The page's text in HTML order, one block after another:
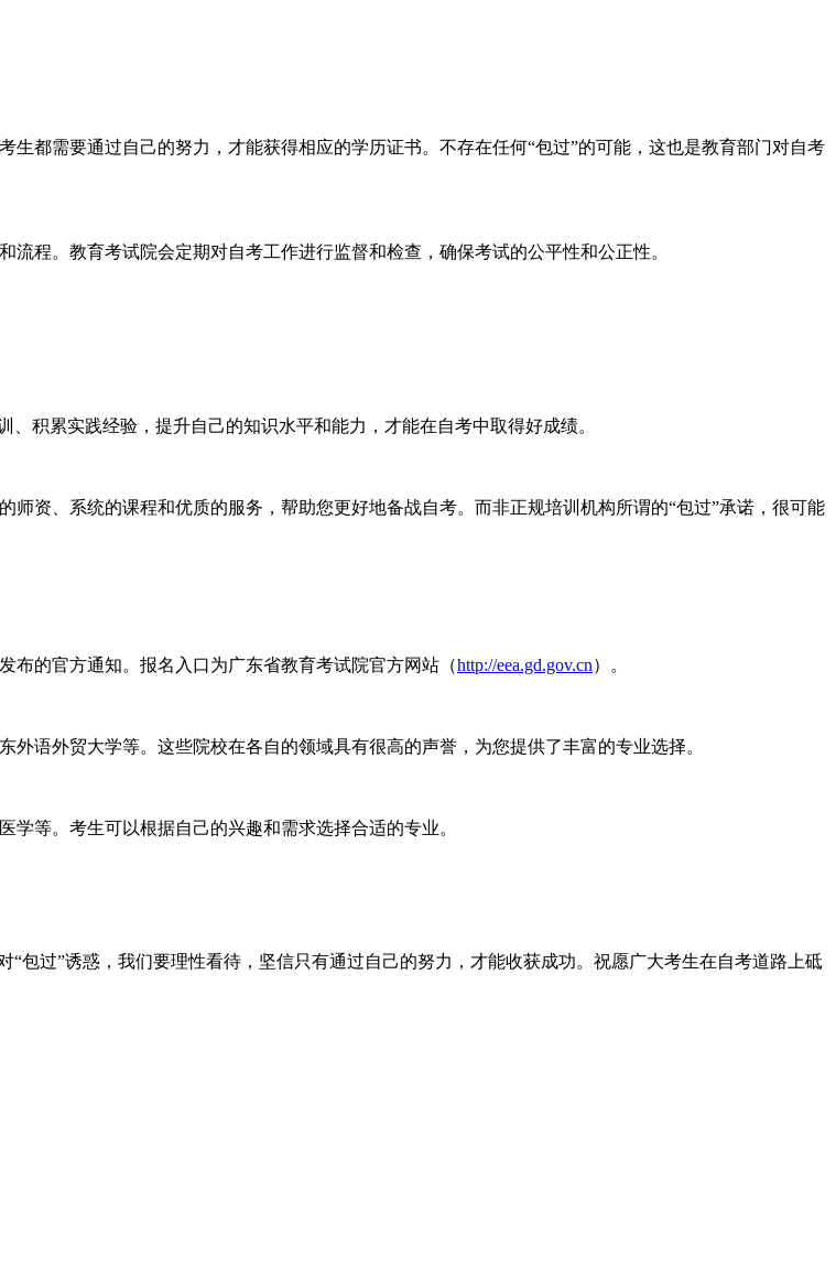
都需要通过自己的努力，才能获得相应的学历证书。不存在任何“包过”的可能，这也是教育部门对自考
程。教育考试院会定期对自考工作进行监督和检查，确保考试的公平性和公正性。
积累实践经验，提升自己的知识水平和能力，才能在自考中取得好成绩。
资、系统的课程和优质的服务，帮助您更好地备战自考。而非正规培训机构所谓的“包过”承诺，很可能
布的官方通知。报名入口为广东省教育考试院官方网站（http://eea.gd.gov.cn）。
语外贸大学等。这些院校在各自的领域具有很高的声誉，为您提供了丰富的专业选择。
等。考生可以根据自己的兴趣和需求选择合适的专业。
包过”诱惑，我们要理性看待，坚信只有通过自己的努力，才能收获成功。祝愿广大考生在自考道路上砥